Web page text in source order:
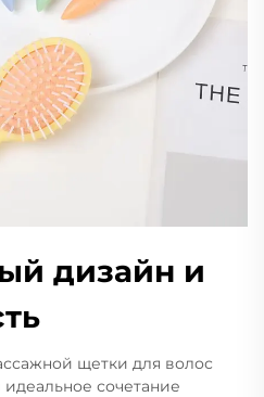
дизайн и
щетки для волос
сочетание